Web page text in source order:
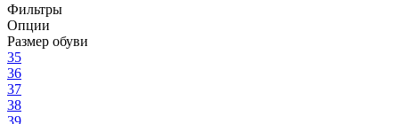
Фильтры
Опции
Размер обуви
35
36
37
38
39